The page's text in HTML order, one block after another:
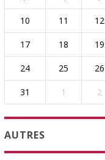
10 11 12
17 18 19
24 25 26
31 1 2
AUTRES